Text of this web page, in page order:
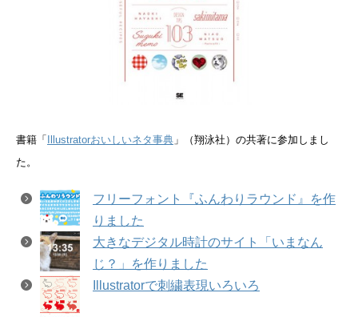
書籍「 Illustratorおいしいネタ事典 」（翔泳社）の共著に参加しまし
た。
フリーフォント『ふんわりラウンド』を作
りました
大きなデジタル時計のサイト「いまなん
じ？」を作りました
Illustratorで刺繍表現いろいろ